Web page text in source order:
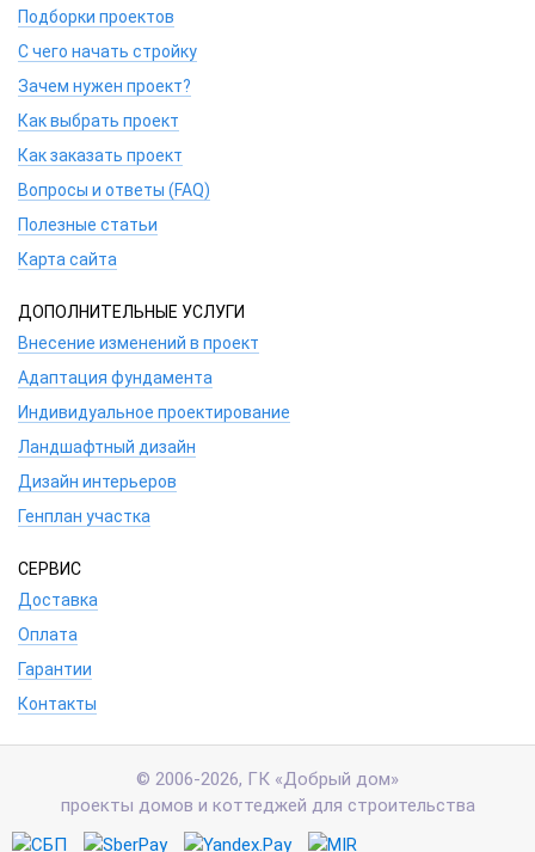
Подборки проектов
С чего начать стройку
Зачем нужен проект?
Как выбрать проект
Как заказать проект
Вопросы и ответы (FAQ)
Полезные статьи
Карта сайта
ДОПОЛНИТЕЛЬНЫЕ УСЛУГИ
Внесение изменений в проект
Адаптация фундамента
Индивидуальное проектирование
Ландшафтный дизайн
Дизайн интерьеров
Генплан участка
СЕРВИС
Доставка
Оплата
Гарантии
Контакты
© 2006-2026, ГК «Добрый дом»
проекты домов и коттеджей для строительства